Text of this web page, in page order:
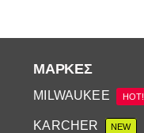
ΜΆΡΚΕΣ
MILWAUKEE HOT!
KARCHER NEW